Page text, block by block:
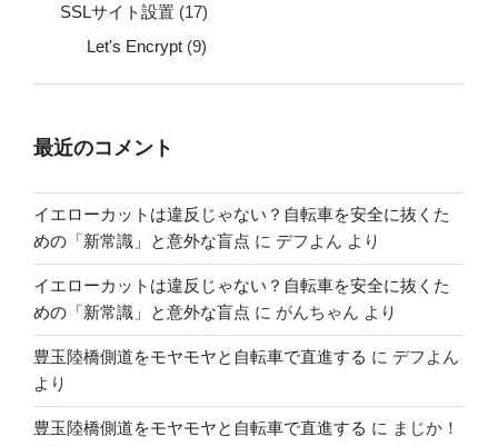
SSLサイト設置 (17)
Let's Encrypt (9)
最近のコメント
イエローカットは違反じゃない？自転車を安全に抜くた
めの「新常識」と意外な盲点 に デフよん より
イエローカットは違反じゃない？自転車を安全に抜くた
めの「新常識」と意外な盲点 に がんちゃん より
豊玉陸橋側道をモヤモヤと自転車で直進する に デフよん
より
豊玉陸橋側道をモヤモヤと自転車で直進する に まじか！